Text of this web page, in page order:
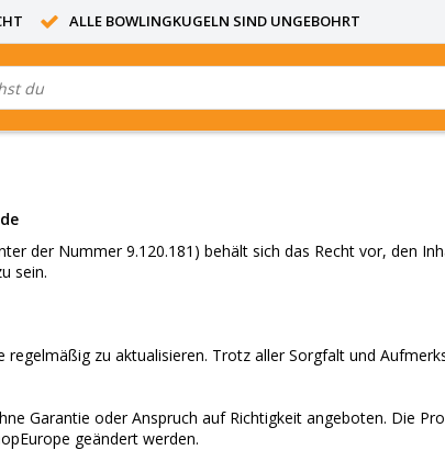
ALLE BOWLINGKUGELN SIND UNGEBOHRT
der Nummer 9.120.181) behält sich das Recht vor, den
sein.
zu aktualisieren. Trotz aller Sorgfalt und
Garantie oder Anspruch auf Richtigkeit angeboten. Die
geändert werden.